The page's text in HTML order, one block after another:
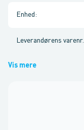
Enhed :
Leverandørens varenr.
Vis mere